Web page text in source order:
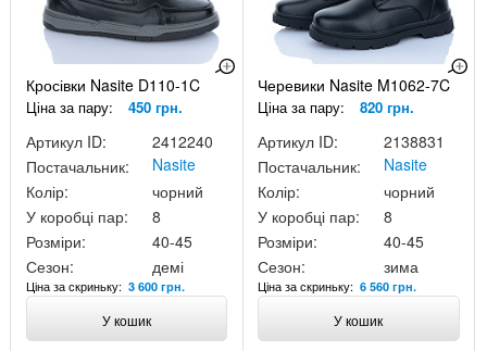
Кросівки Nasite D110-1C
Ціна за пару: 450 грн.
Артикул ID:
2412240
Постачальник:
Nasite
Колір:
чорний
У коробці пар:
8
Розміри:
40-45
Сезон:
демі
Ціна за скриньку: 3 600 грн.
У кошик
Черевики Nasite M1062-7C
Ціна за пару: 820 грн.
Артикул ID:
2138831
Постачальник:
Nasite
Колір:
чорний
У коробці пар:
8
Розміри:
40-45
Сезон:
зима
Ціна за скриньку:6 560 грн.
У кошик